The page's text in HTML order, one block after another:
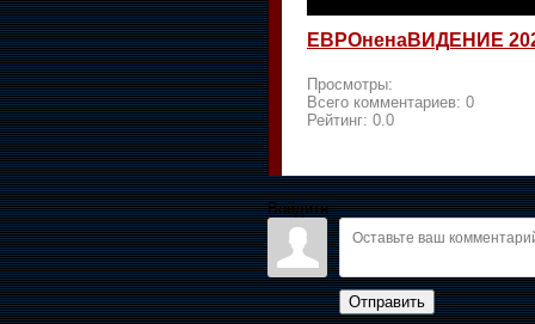
ЕВРОненаВИДЕНИЕ
Просмотры:
Всего комментариев: 0
Рейтинг: 0.0
Войдите:
Отправить